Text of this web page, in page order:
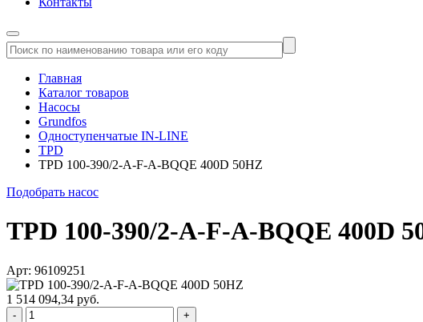
Главная
Каталог товаров
Насосы
Grundfos
Одноступенчатые IN-LINE
TPD
TPD 100-390/2-A-F-A-BQQE 400D 50HZ
Подобрать насос
TPD 100-390/2-A-F-A-BQQE 400D
Арт: 96109251
1 514 094,34 руб.
- +